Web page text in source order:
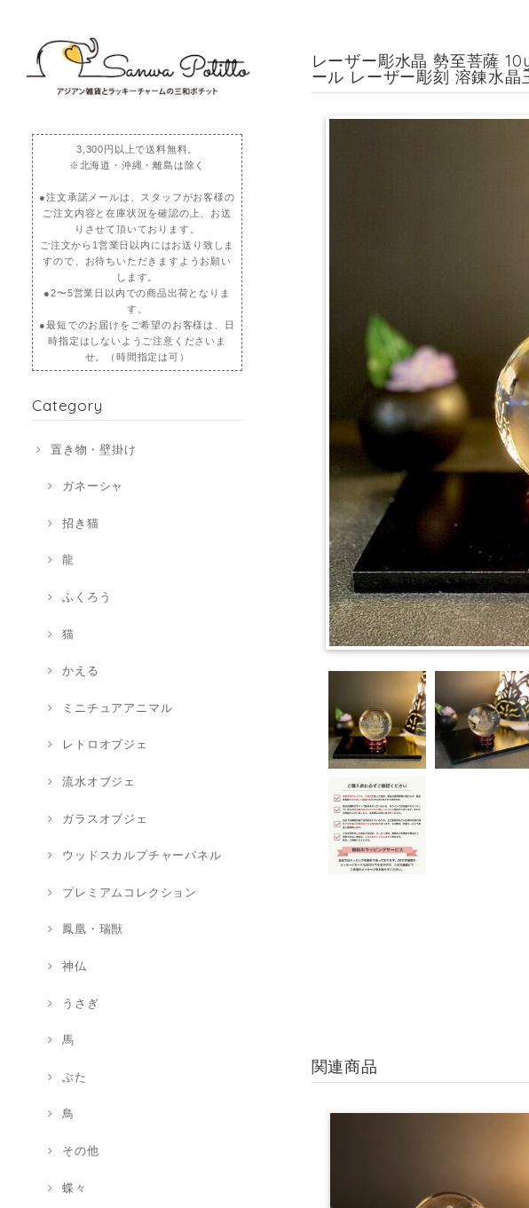
3,300円以上で送料無料。
※北海道・沖縄・離島は除く
●注文承諾メールは、スタッフがお客様の
ご注文内容と在庫状況を確認の上、お送
りさせて頂いております。
ご注文から1営業日以内にはお送り致しま
すので、お待ちいただきますようお願い
します。
●2〜5営業日以内での商品出荷となりま
す。
●最短でのお届けをご希望のお客様は、日
時指定はしないようご注意くださいま
せ。（時間指定は可）
Category
置き物・壁掛け
ガネーシャ
招き猫
龍
ふくろう
猫
かえる
ミニチュアアニマル
レトロオブジェ
流水オブジェ
ガラスオブジェ
ウッドスカルプチャーパネル
プレミアムコレクション
鳳凰・瑞獣
神仏
うさぎ
馬
ぶた
鳥
その他
蝶々
レーザー彫水晶 勢至菩薩
ール レーザー彫刻 溶錬水
関連商品